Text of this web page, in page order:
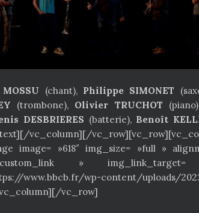
(chant), Philippe SIMONET
(trombone), Olivier TRUCHOT
DESBRIERES (batterie), Benoît
vc_column][/
image= »618″ img_size= »full »
»
wp-content/uploads/
vc_row]